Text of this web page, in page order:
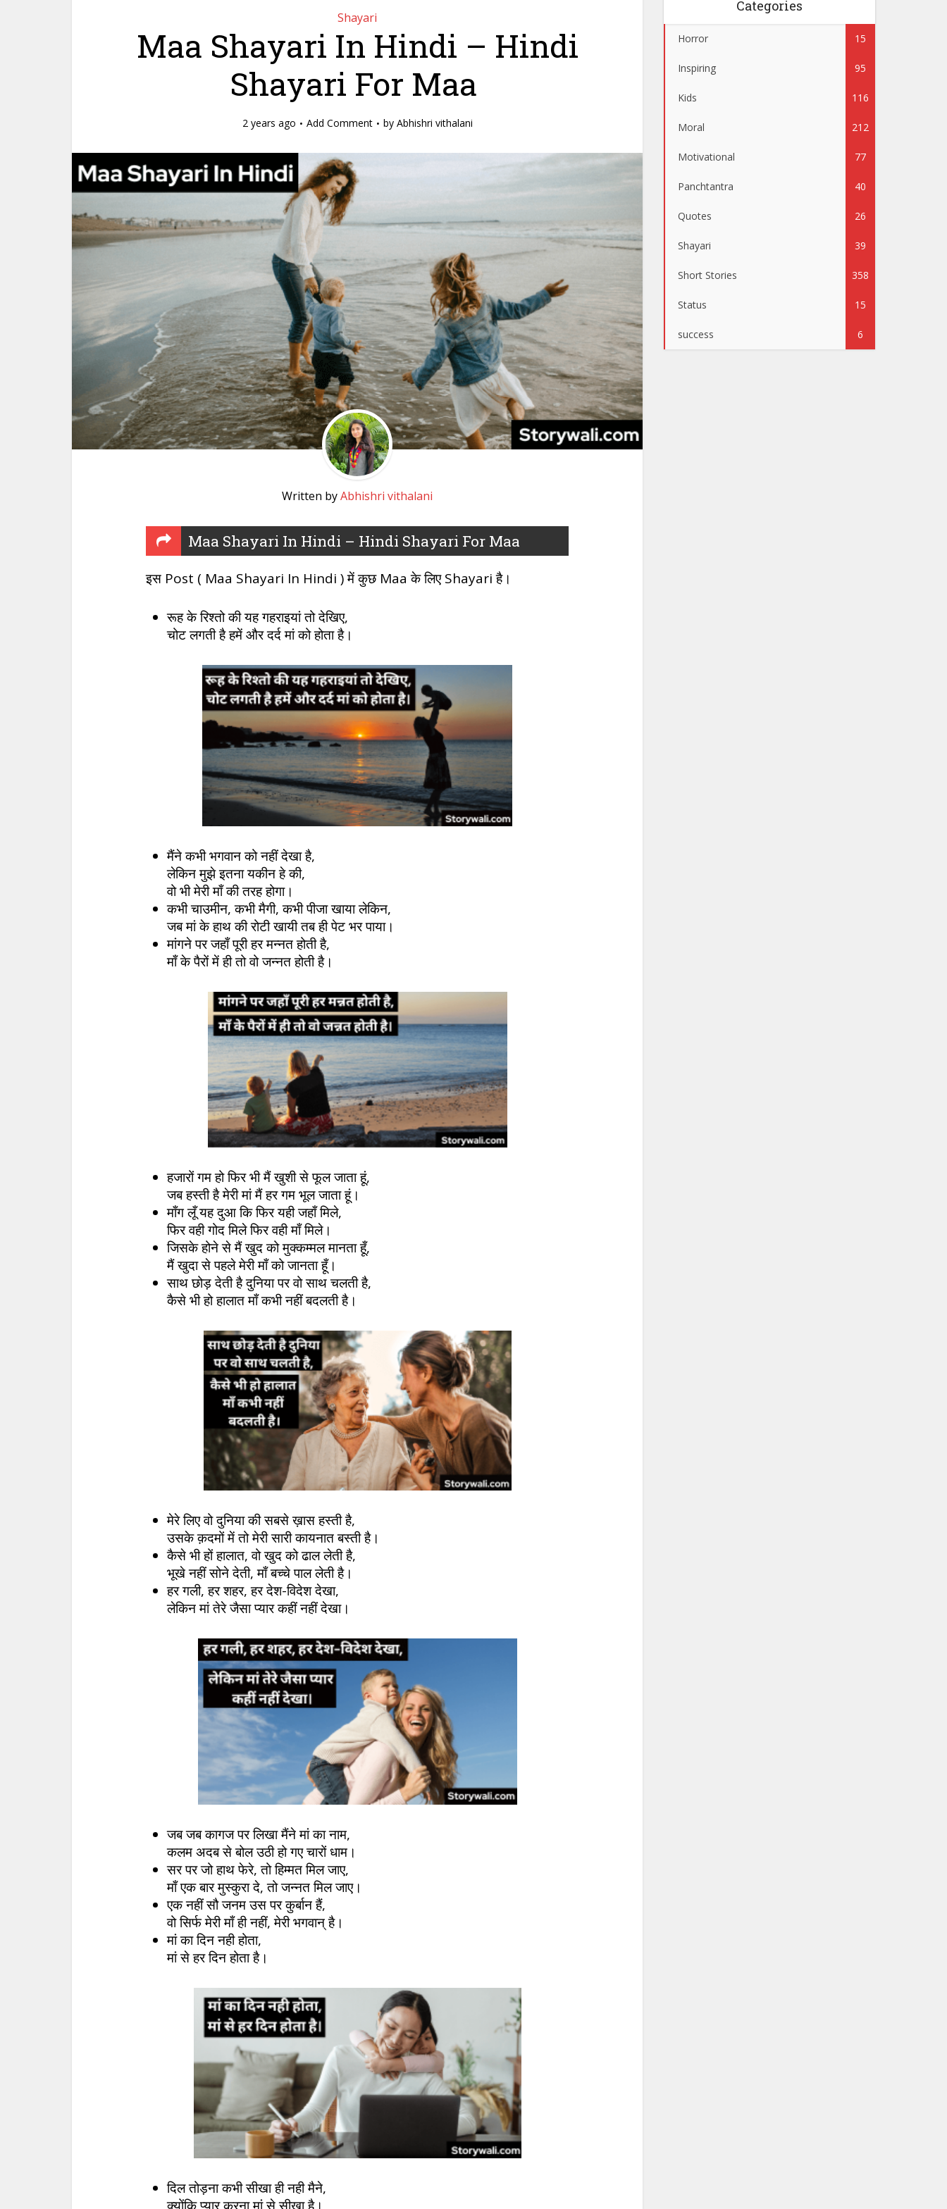
Shayari
Maa Shayari In Hindi – Hindi
Shayari For Maa
2 years ago Add Comment by Abhishri vithalani
Written byAbhishri vithalani
Maa Shayari In Hindi – Hindi Shayari For Maa
इस Post ( Maa Shayari In Hindi ) में कुछ Maa के लिए Shayari है।
रूह के रिश्तो की यह गहराइयां तो देखिए,
चोट लगती है हमें और दर्द मां को होता है।
मैंने कभी भगवान को नहीं देखा है,
लेकिन मुझे इतना यकीन हे की,
वो भी मेरी माँ की तरह होगा।
कभी चाउमीन, कभी मैगी, कभी पीजा खाया लेकिन,
जब मां के हाथ की रोटी खायी तब ही पेट भर पाया।
मांगने पर जहाँ पूरी हर मन्नत होती है,
माँ के पैरों में ही तो वो जन्नत होती है।
हजारों गम हो फिर भी मैं खुशी से फूल जाता हूं,
जब हस्ती है मेरी मां मैं हर गम भूल जाता हूं।
माँग लूँ यह दुआ कि फिर यही जहाँ मिले,
फिर वही गोद मिले फिर वही माँ मिले।
जिसके होने से मैं खुद को मुक्कम्मल मानता हूँ,
मैं खुदा से पहले मेरी माँ को जानता हूँ।
साथ छोड़ देती है दुनिया पर वो साथ चलती है,
कैसे भी हो हालात माँ कभी नहीं बदलती है।
मेरे लिए वो दुनिया की सबसे ख़ास हस्ती है,
उसके क़दमों में तो मेरी सारी कायनात बस्ती है।
कैसे भी हों हालात, वो खुद को ढाल लेती है,
भूखे नहीं सोने देती, माँ बच्चे पाल लेती है।
हर गली, हर शहर, हर देश-विदेश देखा,
लेकिन मां तेरे जैसा प्यार कहीं नहीं देखा।
जब जब कागज पर लिखा मैंने मां का नाम,
कलम अदब से बोल उठी हो गए चारों धाम।
सर पर जो हाथ फेरे, तो हिम्मत मिल जाए,
माँ एक बार मुस्कुरा दे, तो जन्नत मिल जाए।
एक नहीं सौ जनम उस पर कुर्बान हैं,
वो सिर्फ मेरी माँ ही नहीं, मेरी भगवान् है।
मां का दिन नही होता,
मां से हर दिन होता है।
दिल तोड़ना कभी सीखा ही नही मैने,
क्योंकि प्यार करना मां से सीखा है।
Categories
Horror 15
Inspiring 95
Kids 116
Moral 212
Motivational 77
Panchtantra 40
Quotes 26
Shayari 39
Short Stories 358
Status 15
success 6